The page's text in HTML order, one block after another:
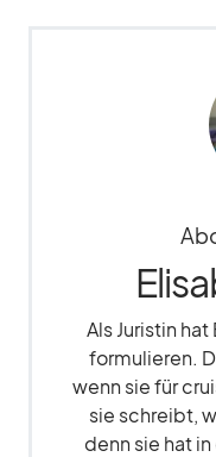
Als Juristin
formulieren.
wenn sie für
sie schreibt,
denn sie hat